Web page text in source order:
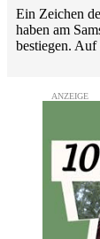
Ein Zeichen
haben am
bestiegen.